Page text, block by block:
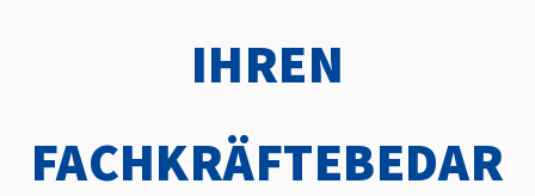
IHREN
FACHKRÄFTEBEDAR